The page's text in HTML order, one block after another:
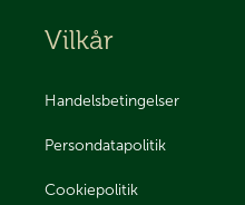
Vilkår
Handelsbetingelser
Persondatapolitik
Cookiepolitik